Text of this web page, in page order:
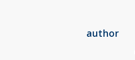
author